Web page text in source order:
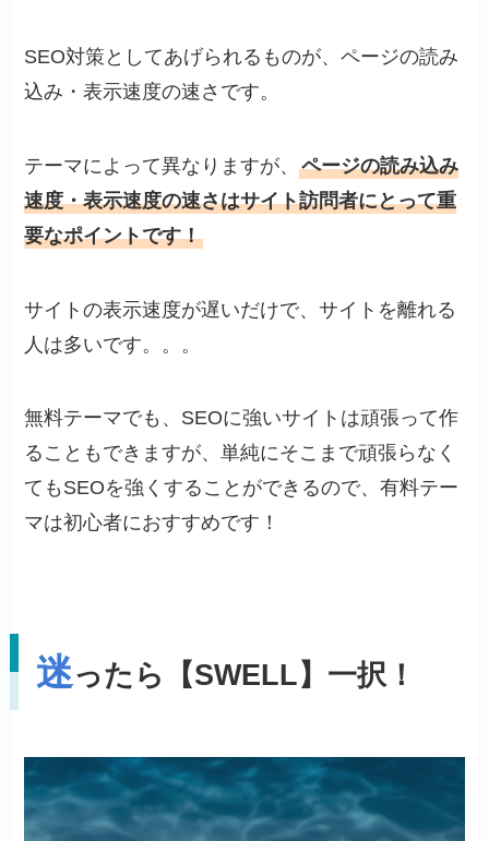
SEO対策としてあげられるものが、ページの読み
込み・表示速度の速さです。
テーマによって異なりますが、ページの読み込み
速度・表示速度の速さはサイト訪問者にとって重
要なポイントです！
サイトの表示速度が遅いだけで、サイトを離れる
人は多いです。。。
無料テーマでも、SEOに強いサイトは頑張って作
ることもできますが、単純にそこまで頑張らなく
てもSEOを強くすることができるので、有料テー
マは初心者におすすめです！
迷ったら【SWELL】一択！